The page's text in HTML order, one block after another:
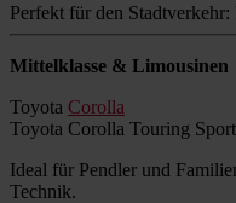
Perfekt für den
Mittelklasse & Limousinen
Toyota Corolla
Toyota Corolla Touring
Ideal für Pendler und
Technik.